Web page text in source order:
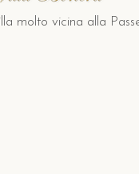
molto vicina alla